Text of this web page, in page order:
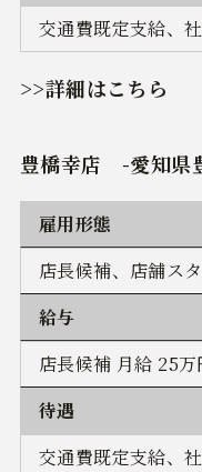
交通費既定支給、
>>詳細はこちら
豊橋幸店 -愛知県
雇用形態
店長候補、店舗ス
給与
店長候補 月給 25
待遇
交通費既定支給、